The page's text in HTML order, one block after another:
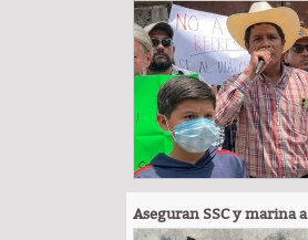
Aseguran SSC y marina